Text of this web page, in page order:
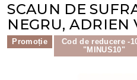
SCAUN DE
NEGRU, ADRIEN
Promoție
Cod de reducere -
"MINUS10"